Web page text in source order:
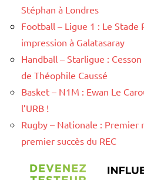
Stéphan à Londres
Football – Ligue 1 : Le Stade
impression à Galatasaray
Handball – Starligue :
de Théophile Caussé
Basket – N1M : Ewan Le
l’URB !
Rugby – Nationale :
premier succès du REC